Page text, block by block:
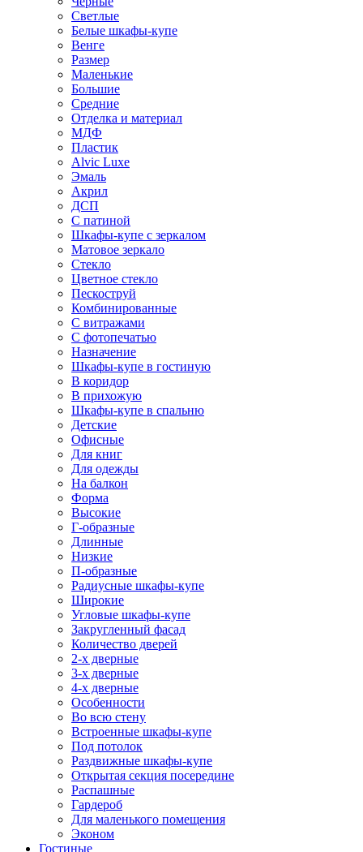
Светлые
Белые шкафы-купе
Венге
Размер
Маленькие
Большие
Средние
Отделка и материал
МДФ
Пластик
Alvic Luxe
Эмаль
Акрил
ДСП
С патиной
Шкафы-купе с зеркалом
Матовое зеркало
Стекло
Цветное стекло
Пескоструй
Комбинированные
С витражами
С фотопечатью
Назначение
Шкафы-купе в гостиную
В коридор
В прихожую
Шкафы-купе в спальню
Детские
Офисные
Для книг
Для одежды
На балкон
Форма
Высокие
Г-образные
Длинные
Низкие
П-образные
Радиусные шкафы-купе
Широкие
Угловые шкафы-купе
Закругленный фасад
Количество дверей
2-х дверные
3-х дверные
4-х дверные
Особенности
Во всю стену
Встроенные шкафы-купе
Под потолок
Раздвижные шкафы-купе
Открытая секция посередине
Распашные
Гардероб
Для маленького помещения
Эконом
Гостиные